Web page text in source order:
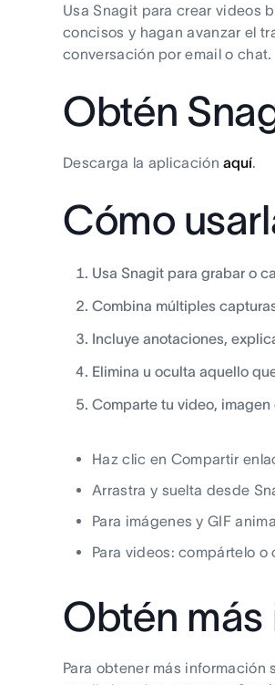
Usa Snagit para crear videos
concisos y hagan avanzar el
conversación por email o chat.
Obtén
Descarga la aplicaciónaquí.
Cómo
Usa Snagit para grabar o
Combina múltiples
Incluye anotaciones,
Elimina u oculta aquello
Comparte tu video,
Haz clic en Compartir
Arrastra y suelta desde
Para imágenes y GIF
Para videos: compártelo
Obtén
Para obtener más